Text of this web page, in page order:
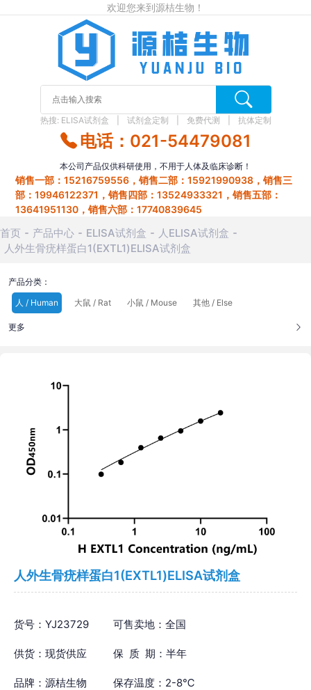
欢迎您来到源桔生物！
热搜: ELISA试剂盒 试剂盒定制 免费代测 抗体定制
电话：021-54479081
本公司产品仅供科研使用，不用于人体及临床诊断！
销售一部：15216759556，销售二部：15921990938，销售三
部：19946122371，销售四部：13524933321，销售五部：
13641951130，销售六部：17740839645
首页 产品中心 ELISA试剂盒
人ELISA试剂盒
人外生骨疣样蛋白1(EXTL1)ELISA试剂盒
产品分类：
人 / Human
大鼠 / Rat 小鼠 / Mouse 其他 / Else
更多
人外生骨疣样蛋白1(EXTL1)ELISA试剂盒
货号：YJ23729 可售卖地：全国
供货：现货供应 保 质 期：半年
品牌：源桔生物 保存温度：2-8℃